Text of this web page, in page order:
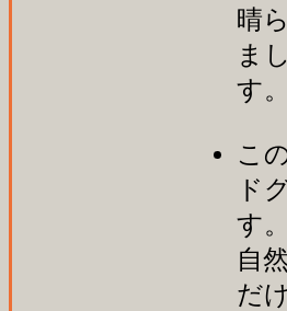
晴
ま
す。
こ
ド
す。
自
だ